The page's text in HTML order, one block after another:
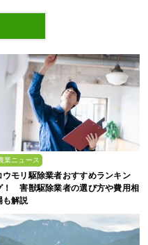
業ニュース
ウモリ駆除業者おすすめランキン
！ 害獣駆除業者の選び方や費用相
も解説